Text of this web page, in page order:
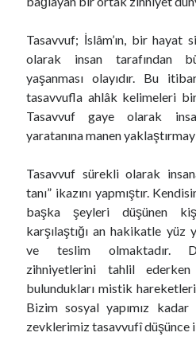
Tasavvuf; İslâm’ın, bir hayat
olarak insan tarafından
yaşanması olayıdır. Bu
tasavvufla ahlâk kelimeleri
Tasavvuf gaye olarak
yaratanına manen
Tasavvuf sürekli olarak
tanı” ikazını yapmıştır.
başka şeyleri düşünen
karşılaştığı an hakikatle yüz
ve teslim olmaktadır.
zihniyetlerini tahlil
bulundukları mistik
Bizim sosyal yapımız
zevklerimiz tasavvufî düşünce